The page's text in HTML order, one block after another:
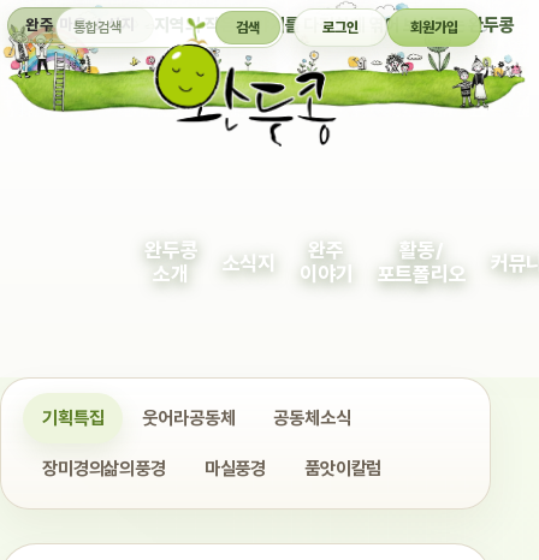
완주 마을 소식지 지역의 작은 이야기를 다정하게 엮어 보여주는 완두콩
통합검색 검색 로그인 회원가입
완두콩
소개
소식지
완주
이야기
활동/
포트폴리오
커뮤
기획특집 웃어라공동체 공동체소식
장미경의삶의풍경 마실풍경 품앗이칼럼